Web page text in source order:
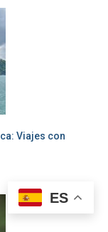
Viajes con
ES